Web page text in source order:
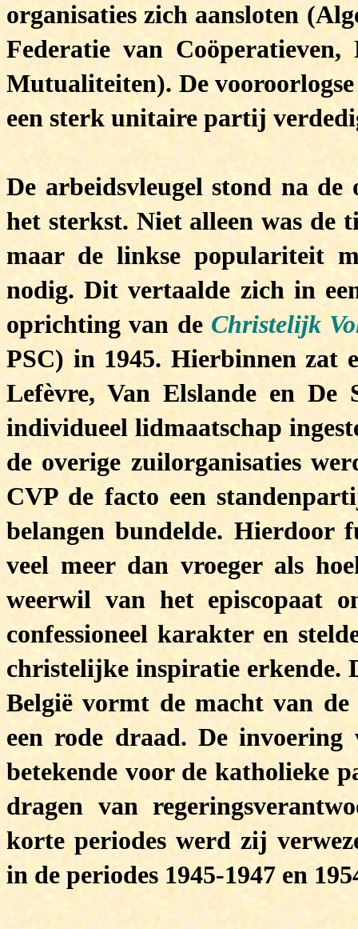
organisaties zich aansloten
Federatie van
Mutualiteiten). De
een sterk unitaire partij
De arbeidsvleugel stond na
het sterkst. Niet alleen was de
maar de linkse populariteit
nodig. Dit vertaalde zich in
oprichting van de Christelijk
PSC) in 1945. Hierbinnen zat
Lefèvre, Van Elslande en
individueel lidmaatschap
de overige zuilorganisaties
CVP de facto een
belangen bundelde. Hierdoor
veel meer dan vroeger als
weerwil van het episcopaat
confessioneel karakter en
christelijke inspiratie erkende.
België vormt de macht van
een rode draad. De invoering
betekende voor de katholieke
dragen van
korte periodes werd zij
in de periodes 1945-1947 en